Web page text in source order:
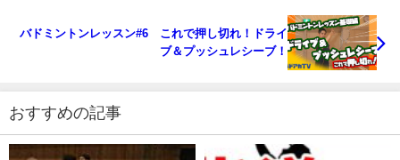
バドミントンレッスン#6 これで押し切れ！ドライ
ブ＆プッシュレシーブ！
おすすめの記事